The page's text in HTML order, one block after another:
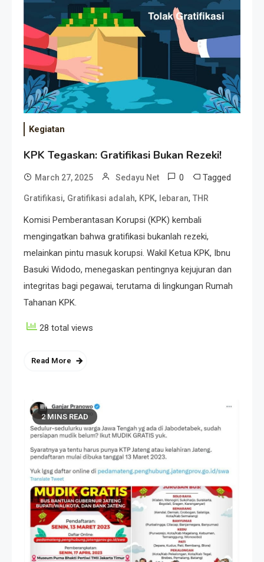
Kegiatan
KPK Tegaskan: Gratifikasi Bukan Rezeki!
March 27, 2025 Sedayu Net 0 Tagged
Gratifikasi, Gratifikasi adalah, KPK, lebaran, THR
Komisi Pemberantasan Korupsi (KPK) kembali
mengingatkan bahwa gratifikasi bukanlah rezeki,
melainkan pintu masuk korupsi. Wakil Ketua KPK, Ibnu
Basuki Widodo, menegaskan pentingnya kejujuran dan
integritas bagi pegawai, terutama di lingkungan Rumah
Tahanan KPK.
28 total views
Read More
2 MINS READ